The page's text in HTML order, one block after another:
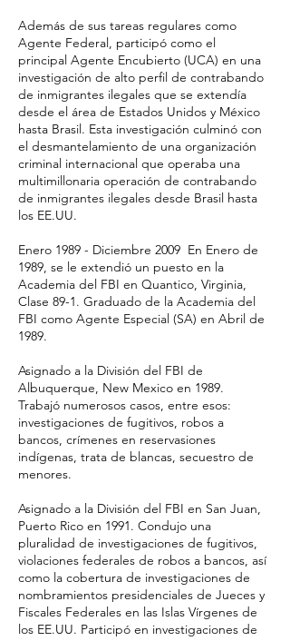
Además de sus tareas regulares como
Agente Federal, participó como el
principal Agente Encubierto (UCA) en una
investigación de alto perfil de contrabando
de inmigrantes ilegales que se extendía
desde el área de Estados Unidos y México
hasta Brasil. Esta investigación culminó con
el desmantelamiento de una organización
criminal internacional que operaba una
multimillonaria operación de contrabando
de inmigrantes ilegales desde Brasil hasta
los EE.UU.
Enero 1989 - Diciembre 2009 En Enero de
1989, se le extendió un puesto en la
Academia del FBI en Quantico, Virginia,
Clase 89-1. Graduado de la Academia del
FBI como Agente Especial (SA) en Abril de
1989.
Asignado a la División del FBI de
Albuquerque, New Mexico en 1989.
Trabajó numerosos casos, entre esos:
investigaciones de fugitivos, robos a
bancos, crímenes en reservasiones
indígenas, trata de blancas, secuestro de
menores.
Asignado a la División del FBI en San Juan,
Puerto Rico en 1991. Condujo una
pluralidad de investigaciones de fugitivos,
violaciones federales de robos a bancos, así
como la cobertura de investigaciones de
nombramientos presidenciales de Jueces y
Fiscales Federales en las Islas Vírgenes de
los EE.UU. Participó en investigaciones de